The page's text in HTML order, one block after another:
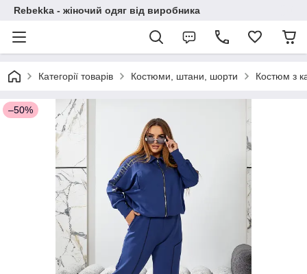
Rebekka - жіночий одяг від виробника
Категорії товарів Костюми, штани, шорти Костюм з
–50%